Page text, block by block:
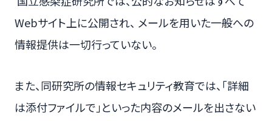
Webサイト上に公開され、 メールを用いた一般への
情報提供は一切行っていない。
また、同研究所の情報セキュリティ教育では、「詳細
は添付ファイルで」といった内容のメールを出さない